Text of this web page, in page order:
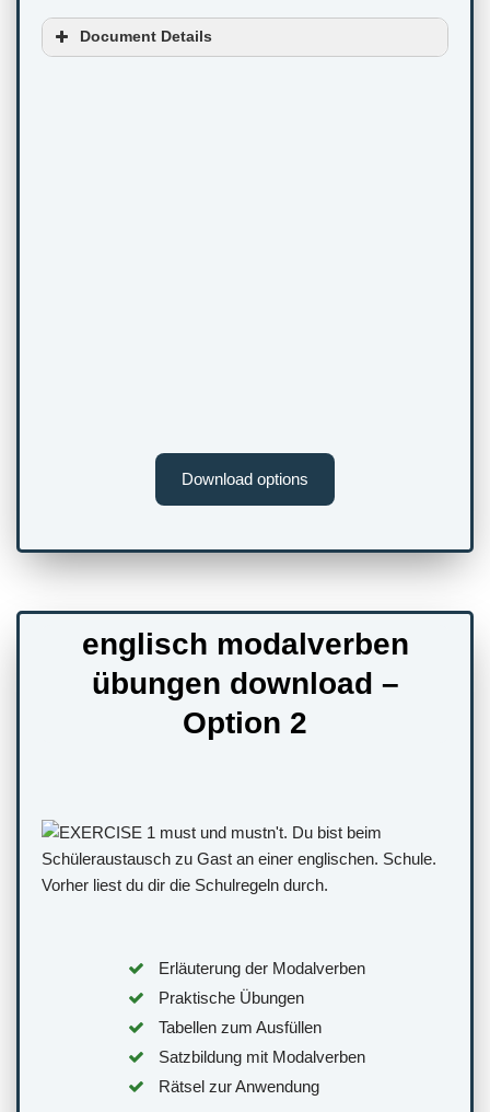
Document Details
Download options
englisch modalverben
übungen download –
Option 2
Erläuterung der Modalverben
Praktische Übungen
Tabellen zum Ausfüllen
Satzbildung mit Modalverben
Rätsel zur Anwendung